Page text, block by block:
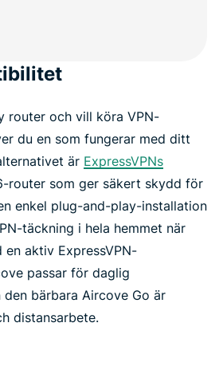
router och vill köra VPN-
du en som fungerar med ditt
är ExpressVPNs
router som ger säkert skydd för
enkel plug-and-play-installation
täckning i hela hemmet när
aktiv ExpressVPN-
passar för daglig
den bärbara Aircove Go är
distansarbete.